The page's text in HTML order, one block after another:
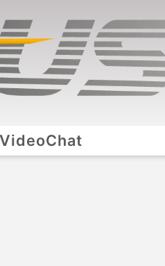
VideoChat